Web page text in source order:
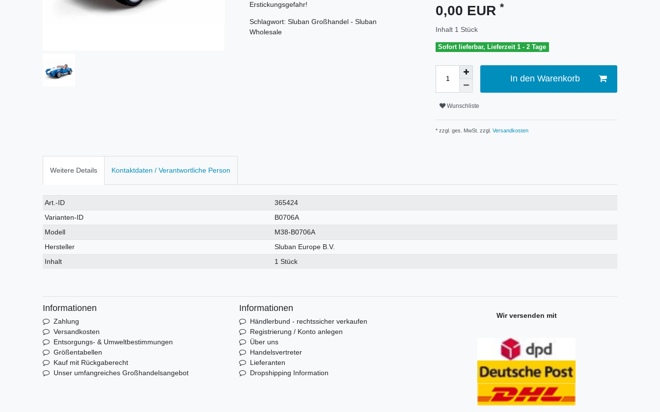
Erstickungsgefahr!
Schlagwort: Sluban Großhandel - Sluban
Wholesale
0,00 EUR *
Inhalt 1 Stück
Sofort lieferbar, Lieferzeit 1 - 2 Tage
In den Warenkorb
Wunschliste
* zzgl. ges. MwSt. zzgl. Versandkosten
Weitere Details Kontaktdaten / Verantwortliche Person
Technisches
Merkmal
Wert
Art.-ID
365424
Varianten-ID
B0706A
Modell
M38-B0706A
Hersteller
Sluban Europe B.V.
Inhalt
1 Stück
Informationen
Zahlung
Versandkosten
Entsorgungs- & Umweltbestimmungen
Größentabellen
Kauf mit Rückgaberecht
Unser umfangreiches Großhandelsangebot
Informationen
Händlerbund - rechtssicher verkaufen
Registrierung / Konto anlegen
Über uns
Handelsvertreter
Lieferanten
Dropshipping Information
Wir versenden mit